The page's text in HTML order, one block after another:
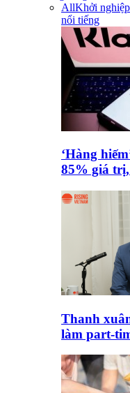
AllKhởi
nổi tiếng
‘Hàng
85% giá
Thanh
làm part-